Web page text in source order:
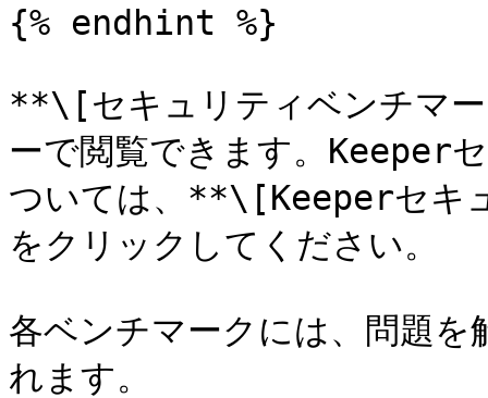
{% endhint %}
**\[セキュリティベンチマ
ーで閲覧できます。Keeper
ついては、**\[Keeperセキ
をクリックしてください。
各ベンチマークには、問題
れます。